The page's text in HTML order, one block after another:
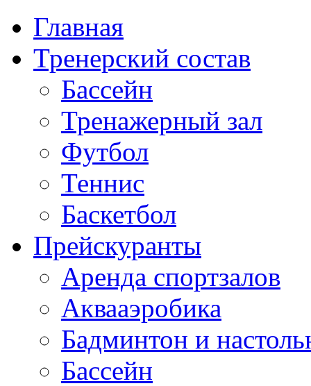
Главная
Тренерский состав
Бассейн
Тренажерный зал
Футбол
Теннис
Баскетбол
Прейскуранты
Аренда спортзалов
Аквааэробика
Бадминтон и
Бассейн